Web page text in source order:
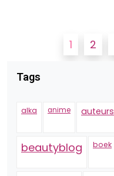
Berichten
paginering
1 2
Tags
alka anime auteurs
beautyblog boek